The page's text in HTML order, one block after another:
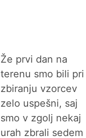
Že prvi dan na
terenu smo bili pri
zbiranju vzorcev
zelo uspešni, saj
smo v zgolj nekaj
urah zbrali sedem